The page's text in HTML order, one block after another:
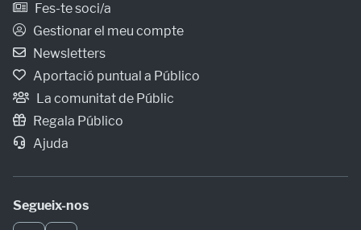
Fes-te soci/a
Gestionar el meu compte
Newsletters
Aportació puntual a Público
La comunitat de Públic
Regala Público
Ajuda
Segueix-nos